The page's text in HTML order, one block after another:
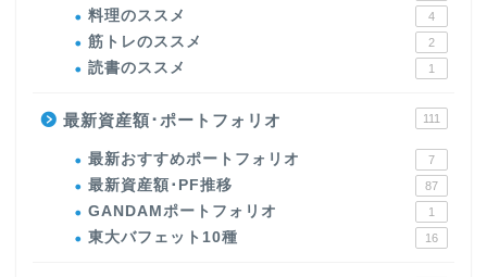
料理のススメ 4
筋トレのススメ 2
読書のススメ 1
最新資産額･ポートフォリオ 111
最新おすすめポートフォリオ 7
最新資産額･PF推移 87
GANDAMポートフォリオ 1
東大バフェット10種 16